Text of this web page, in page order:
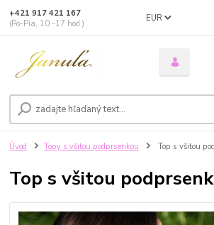
EUR
+421 917 421 167
(Po-Pia, 10 -17 hod.)
Úvod Topy s všitou podprsenkou Top s všitou
Top s všitou